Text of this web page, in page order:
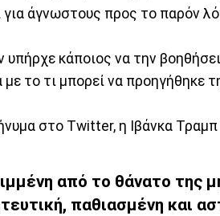
για άγνωστους προς το παρόν
υπήρχε κάποιος να την
με το τι μπορεί να προηγήθηκε
στο Twitter, η Ιβάνκα
από το θάνατο της
παθιασμένη και